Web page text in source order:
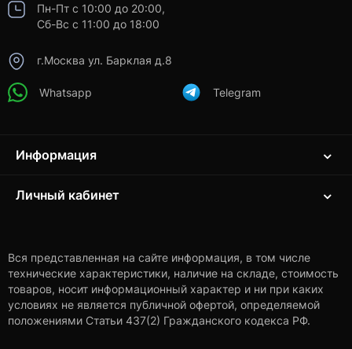
Пн-Пт с 10:00 до 20:00,
Сб-Вс с 11:00 до 18:00
г.Москва ул. Барклая д.8
Whatsapp Telegram
Информация
Личный кабинет
Вся представленная на сайте информация, в том числе
технические характеристики, наличие на складе, стоимость
товаров, носит информационный характер и ни при каких
условиях не является публичной офертой, определяемой
положениями Статьи 437(2) Гражданского кодекса РФ.